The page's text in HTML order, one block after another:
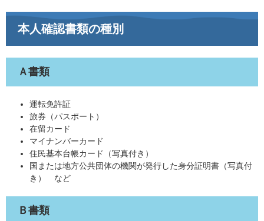
本人確認書類の種別
Ａ書類
運転免許証
旅券（パスポート）
在留カード
マイナンバーカード
住民基本台帳カード（写真付き）
国または地方公共団体の機関が発行した身分証明書（写真付
き） など
Ｂ書類